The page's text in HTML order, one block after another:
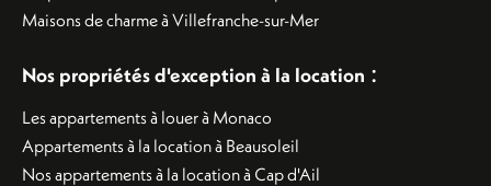
Maisons de charme à Villefranche-sur-Mer
Nos propriétés d'exception à la location :
Les appartements à louer à Monaco
Appartements à la location à Beausoleil
Nos appartements à la location à Cap d'Ail